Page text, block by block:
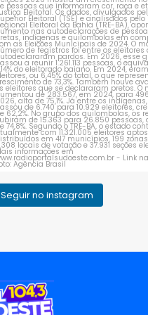
1 0
Seguir no instagram